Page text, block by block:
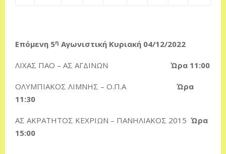
Επόμενη 5η Αγωνιστική Κυριακή 04/12/2022
ΛΙΧΑΣ ΠΑΟ – ΑΣ ΑΓΔΙΝΩΝ Ώρα 11:00
ΟΛΥΜΠΙΑΚΟΣ ΛΙΜΝΗΣ – Ο.Π.Α Ώρα
11:30
ΑΣ ΑΚΡΑΤΗΤΟΣ ΚΕΧΡΙΩΝ – ΠΑΝΗΛΙΑΚΟΣ 2015 Ώρα
15:00